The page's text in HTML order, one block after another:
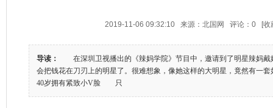
2019-11-06 09:32:10 来源：北国网 评论： 0 [收
导读：
在深圳卫视播出的《辣妈学院》节目中，邀请到了明星辣妈戴
会把钱花在刀刃上的明星了。很难想象，像她这样的大明星，竟然有
40岁拥有紧致小V脸 只